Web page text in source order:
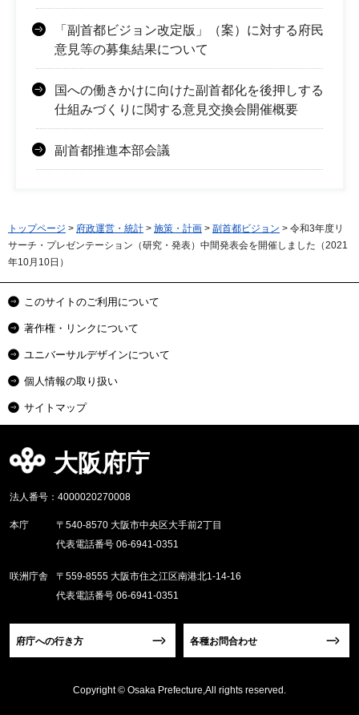
「副首都ビジョン改定版」（案）に対する府民
意見等の募集結果について
国への働きかけに向けた副首都化を後押しする
仕組みづくりに関する意見交換会開催概要
副首都推進本部会議
トップページ > 府政運営・統計 > 施策・計画 > 副首都ビジョン > 令和3年度リ
サーチ・プレゼンテーション（研究・発表）中間発表会を開催しました（2021
年10月10日）
このサイトのご利用について
著作権・リンクについて
ユニバーサルデザインについて
個人情報の取り扱い
サイトマップ
大阪府庁
法人番号：4000020270008
本庁
〒540-8570 大阪市中央区大手前2丁目
代表電話番号 06-6941-0351
咲洲庁舎
〒559-8555 大阪市住之江区南港北1-14-16
代表電話番号 06-6941-0351
府庁への行き方 各種お問合わせ
Copyright © Osaka Prefecture,All rights reserved.